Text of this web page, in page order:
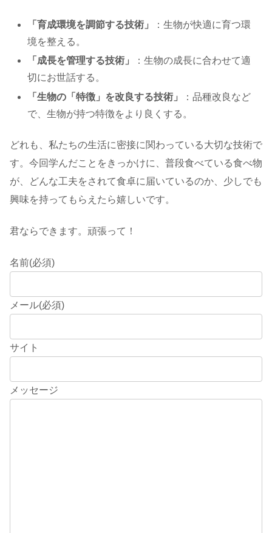
「育成環境を調節する技術」
：生物が快適に育つ環
境を整える。
「成長を管理する技術」
：生物の成長に合わせて適
切にお世話する。
「生物の「特徴」を改良する技術」
：品種改良など
で、生物が持つ特徴をより良くする。
どれも、私たちの生活に密接に関わっている大切な技術で
す。今回学んだことをきっかけに、普段食べている食べ物
が、どんな工夫をされて食卓に届いているのか、少しでも
興味を持ってもらえたら嬉しいです。
君ならできます。頑張って！
名前(必須)
メール(必須)
サイト
メッセージ